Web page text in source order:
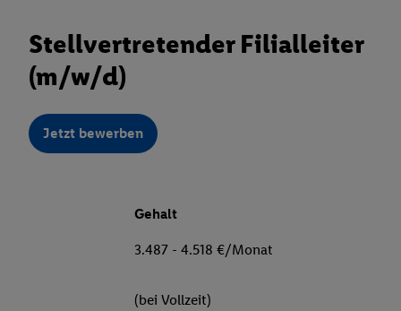
Stellvertretender Filialleiter
(m/w/d)
Jetzt bewerben
Gehalt
3.487 - 4.518 €/Monat
(bei Vollzeit)